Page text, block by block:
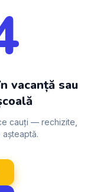
vacanță sau
cauți — rechizite,